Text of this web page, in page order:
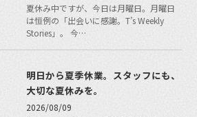
夏休み中ですが、今日は月曜日。月曜日
は恒例の「出会いに感謝。T’s Weekly
Stories」。 今…
明日から夏季休業。スタッフにも、
大切な夏休みを。
2026/08/09